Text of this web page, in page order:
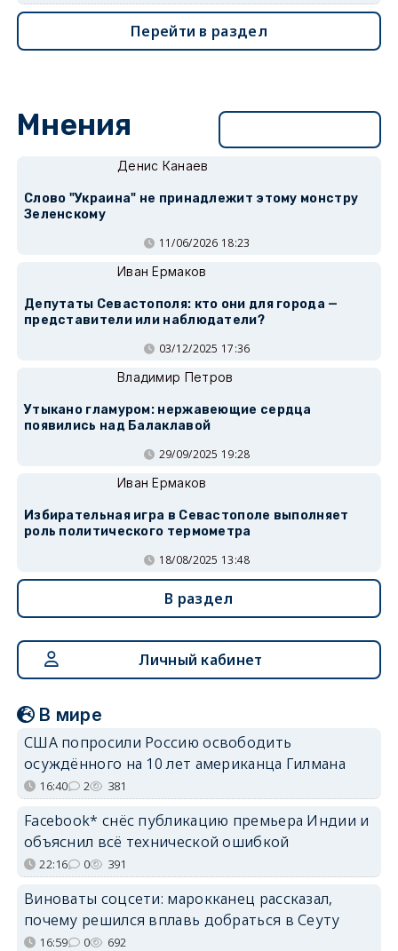
Перейти в раздел
Мнения
Денис Канаев
Слово "Украина" не принадлежит этому монстру
Зеленскому
11/06/2026 18:23
Иван Ермаков
Депутаты Севастополя: кто они для города —
представители или наблюдатели?
03/12/2025 17:36
Владимир Петров
Утыкано гламуром: нержавеющие сердца
появились над Балаклавой
29/09/2025 19:28
Иван Ермаков
Избирательная игра в Севастополе выполняет
роль политического термометра
18/08/2025 13:48
В раздел
Личный кабинет
В мире
США попросили Россию освободить
осуждённого на 10 лет американца Гилмана
16:40 2 381
Facebook* снёс публикацию премьера Индии и
объяснил всё технической ошибкой
22:16 0 391
Виноваты соцсети: марокканец рассказал,
почему решился вплавь добраться в Сеуту
16:59 0 692